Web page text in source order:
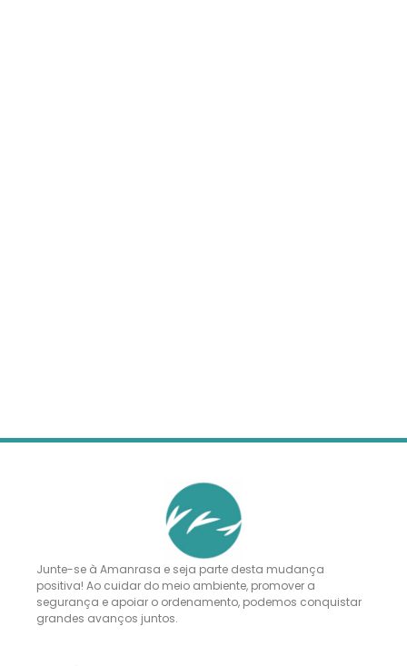
Junte-se à Amanrasa e seja parte desta mudança
positiva! Ao cuidar do meio ambiente, promover a
segurança e apoiar o ordenamento, podemos conquistar
grandes avanços juntos.